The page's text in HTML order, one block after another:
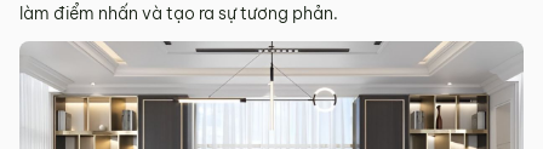
làm điểm nhấn và tạo ra sự tương phản.